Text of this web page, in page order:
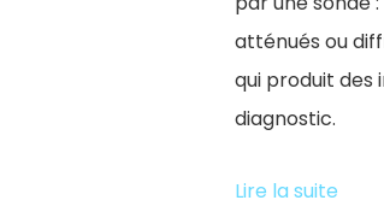
atténués ou
qui produit des
diagnostic.
Lire la suite